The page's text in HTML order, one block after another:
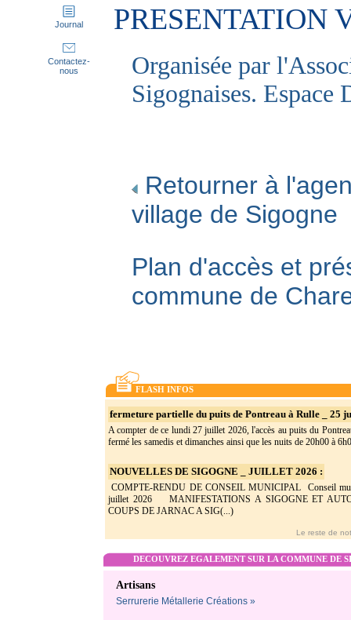
Journal
Contactez-
nous
PRESENTATION
Organisée par
Sigognaises. Espace
Retourner à
village de Sigogne
Plan d'accès et
commune de
FLASH INFOS
fermeture partielle du puits de Pontreau à Rulle _ 25
A compter de ce lundi 27 juillet 2026, l'accès au puits du
fermé les samedis et dimanches ainsi que les nuits de 20h00 à
NOUVELLES DE SIGOGNE _ JUILLET 2026 :
COMPTE-RENDU DE CONSEIL MUNICIPAL Conseil
juillet 2026 MANIFESTATIONS A SIGOGNE ET
COUPS DE JARNAC A SIG(...)
Le reste de
DECOUVREZ EGALEMENT SUR LA COMMUNE DE
Artisans
Serrurerie Métallerie Créations »